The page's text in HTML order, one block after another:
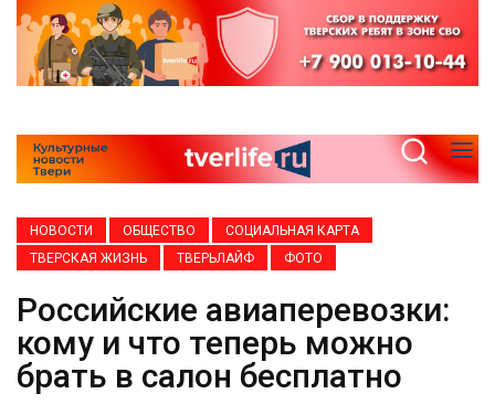
НОВОСТИ ОБЩЕСТВО
СОЦИАЛЬНАЯ КАРТА
ТВЕРСКАЯ ЖИЗНЬ
ТВЕРЬЛАЙФ ФОТО
Российские авиаперевозки:
кому и что теперь можно
брать в салон бесплатно